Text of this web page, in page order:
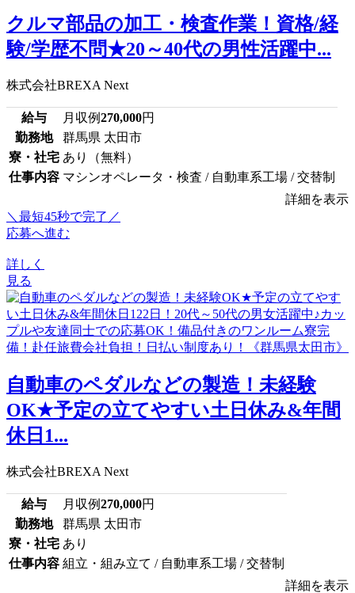
クルマ部品の加工・検査作業！資格/経
験/学歴不問★20～40代の男性活躍中...
株式会社BREXA Next
給与 月収例270,000円
勤務地
群馬県 太田市
寮・社宅 あり（無料）
仕事内容 マシンオペレータ・検査 / 自動車系工場 / 交替制
詳細を表示
＼最短45秒で完了／
応募へ進む
詳しく
見る
自動車のペダルなどの製造！未経験
OK★予定の立てやすい土日休み&年間
休日1...
株式会社BREXA Next
給与 月収例270,000円
勤務地
群馬県 太田市
寮・社宅 あり
仕事内容 組立・組み立て / 自動車系工場 / 交替制
詳細を表示